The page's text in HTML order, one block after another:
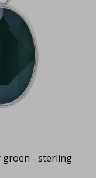
groen - sterling